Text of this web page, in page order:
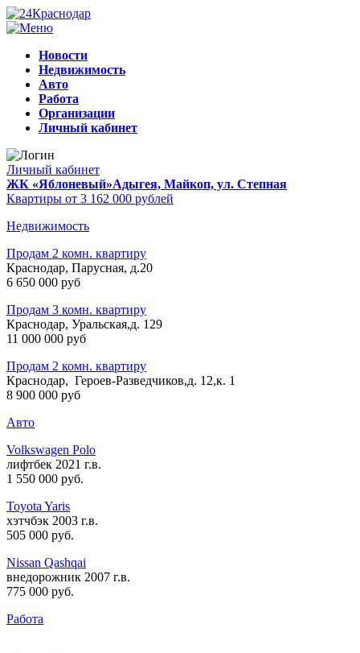
Новости
Недвижимость
Авто
Работа
Организации
Личный кабинет
Личный кабинет
ЖК «Яблоневый»Адыгея, Майкоп, ул. Степная
Квартиры от 3 162 000 рублей
Недвижимость
Продам 2 комн. квартиру
Краснодар, Парусная, д.20
6 650 000 руб
Продам 3 комн. квартиру
Краснодар, Уральская,д. 129
11 000 000 руб
Продам 2 комн. квартиру
Краснодар, Героев-Разведчиков,д. 12,к. 1
8 900 000 руб
Авто
Volkswagen Polo
лифтбек 2021 г.в.
1 550 000 руб.
Toyota Yaris
хэтчбэк 2003 г.в.
505 000 руб.
Nissan Qashqai
внедорожник 2007 г.в.
775 000 руб.
Работа